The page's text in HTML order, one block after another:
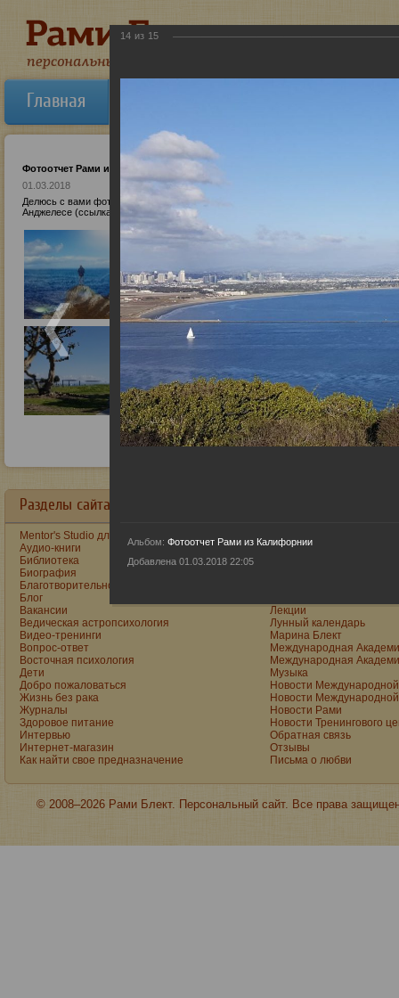
Главная
Фотоотчет Рами из Калифорнии
01.03.2018
Делюсь с вами фотографиями из Сан-Диего( Калифорния). Более подробный и
Анджелесе (ссылка), я планирую написать позже после тренинга. Всего
Разделы сайта в алфавитном порядке:
Mentor's Studio для детей и подростков
Аудио-книги
Библиотека
Биография
Благотворительность
Блог
Вакансии
Ведическая астропсихология
Видео-тренинги
Вопрос-ответ
Восточная психология
Дети
Добро пожаловаться
Жизнь без рака
Журналы
Здоровое питание
Интервью
Интернет-магазин
Как найти свое предназначение
Как стать реальным
Лекции
Лунный календарь
Марина Блект
Международная
Международная
Музыка
Новости
Новости
Новости Рами
Новости Тренингового
Обратная связь
Отзывы
Письма о любви
© 2008–2026 Рами Блект. Персональный сайт. Все права
14 из 15
Альбом: Фотоотчет Рами из Калифорнии
Добавлена 01.03.2018 22:05